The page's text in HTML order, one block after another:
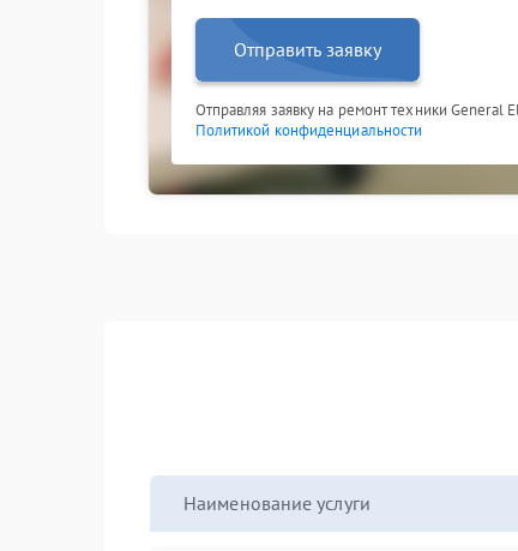
Отправить заявку
Отправляя заявку на ремонт техники General
Политикой конфиденциальности
Наименование услуги